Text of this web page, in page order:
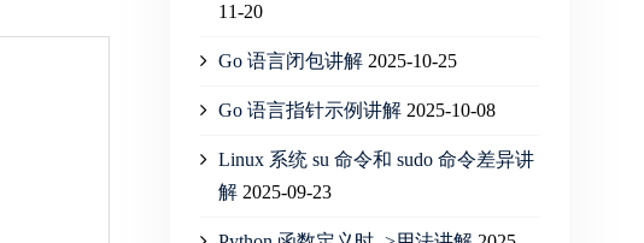
11-20
Go 语言闭包讲解 2025-10-25
Go 语言指针示例讲解 2025-10-08
Linux 系统 su 命令和 sudo 命令差异讲
解 2025-09-23